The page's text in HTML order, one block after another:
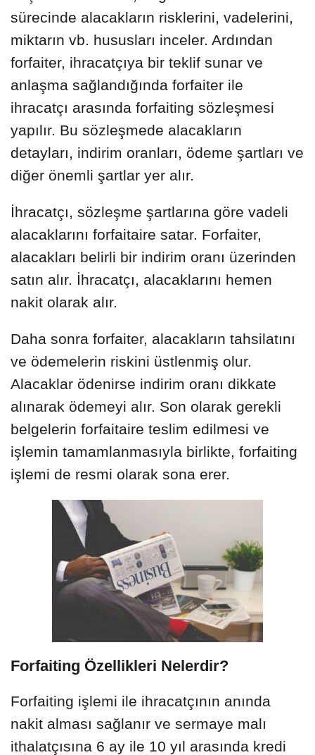
sürecinde alacakların risklerini, vadelerini,
miktarın vb. hususları inceler. Ardından
forfaiter, ihracatçıya bir teklif sunar ve
anlaşma sağlandığında forfaiter ile
ihracatçı arasında forfaiting sözleşmesi
yapılır. Bu sözleşmede alacakların
detayları, indirim oranları, ödeme şartları ve
diğer önemli şartlar yer alır.
İhracatçı, sözleşme şartlarına göre vadeli
alacaklarını forfaitaire satar. Forfaiter,
alacakları belirli bir indirim oranı üzerinden
satın alır. İhracatçı, alacaklarını hemen
nakit olarak alır.
Daha sonra forfaiter, alacakların tahsilatını
ve ödemelerin riskini üstlenmiş olur.
Alacaklar ödenirse indirim oranı dikkate
alınarak ödemeyi alır. Son olarak gerekli
belgelerin forfaitaire teslim edilmesi ve
işlemin tamamlanmasıyla birlikte, forfaiting
işlemi de resmi olarak sona erer.
Forfaiting Özellikleri Nelerdir?
Forfaiting işlemi ile ihracatçının anında
nakit alması sağlanır ve sermaye malı
ithalatçısına 6 ay ile 10 yıl arasında kredi